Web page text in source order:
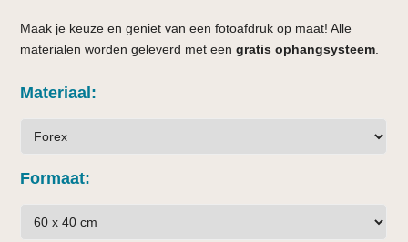
Maak je keuze en geniet van een fotoafdruk op maat! Alle
materialen worden geleverd met eengratis ophangsysteem
Materiaal
Formaat